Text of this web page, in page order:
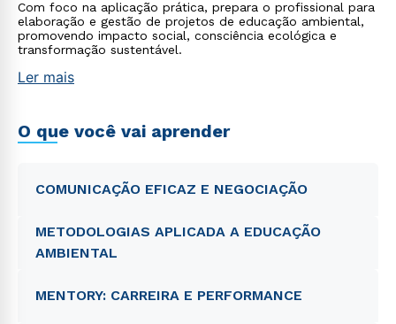
Com foco na aplicação prática, prepara o profissional para
elaboração e gestão de projetos de educação ambiental,
promovendo impacto social, consciência ecológica e
transformação sustentável.
Ler mais
O que você vai aprender
COMUNICAÇÃO EFICAZ E NEGOCIAÇÃO
METODOLOGIAS APLICADA A EDUCAÇÃO
AMBIENTAL
MENTORY: CARREIRA E PERFORMANCE